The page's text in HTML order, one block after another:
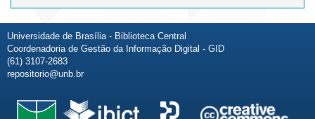
Universidade de Brasília - Biblioteca Central
Coordenadoria de Gestão da Informação Digital - GID
(61) 3107-2683
repositorio@unb.br